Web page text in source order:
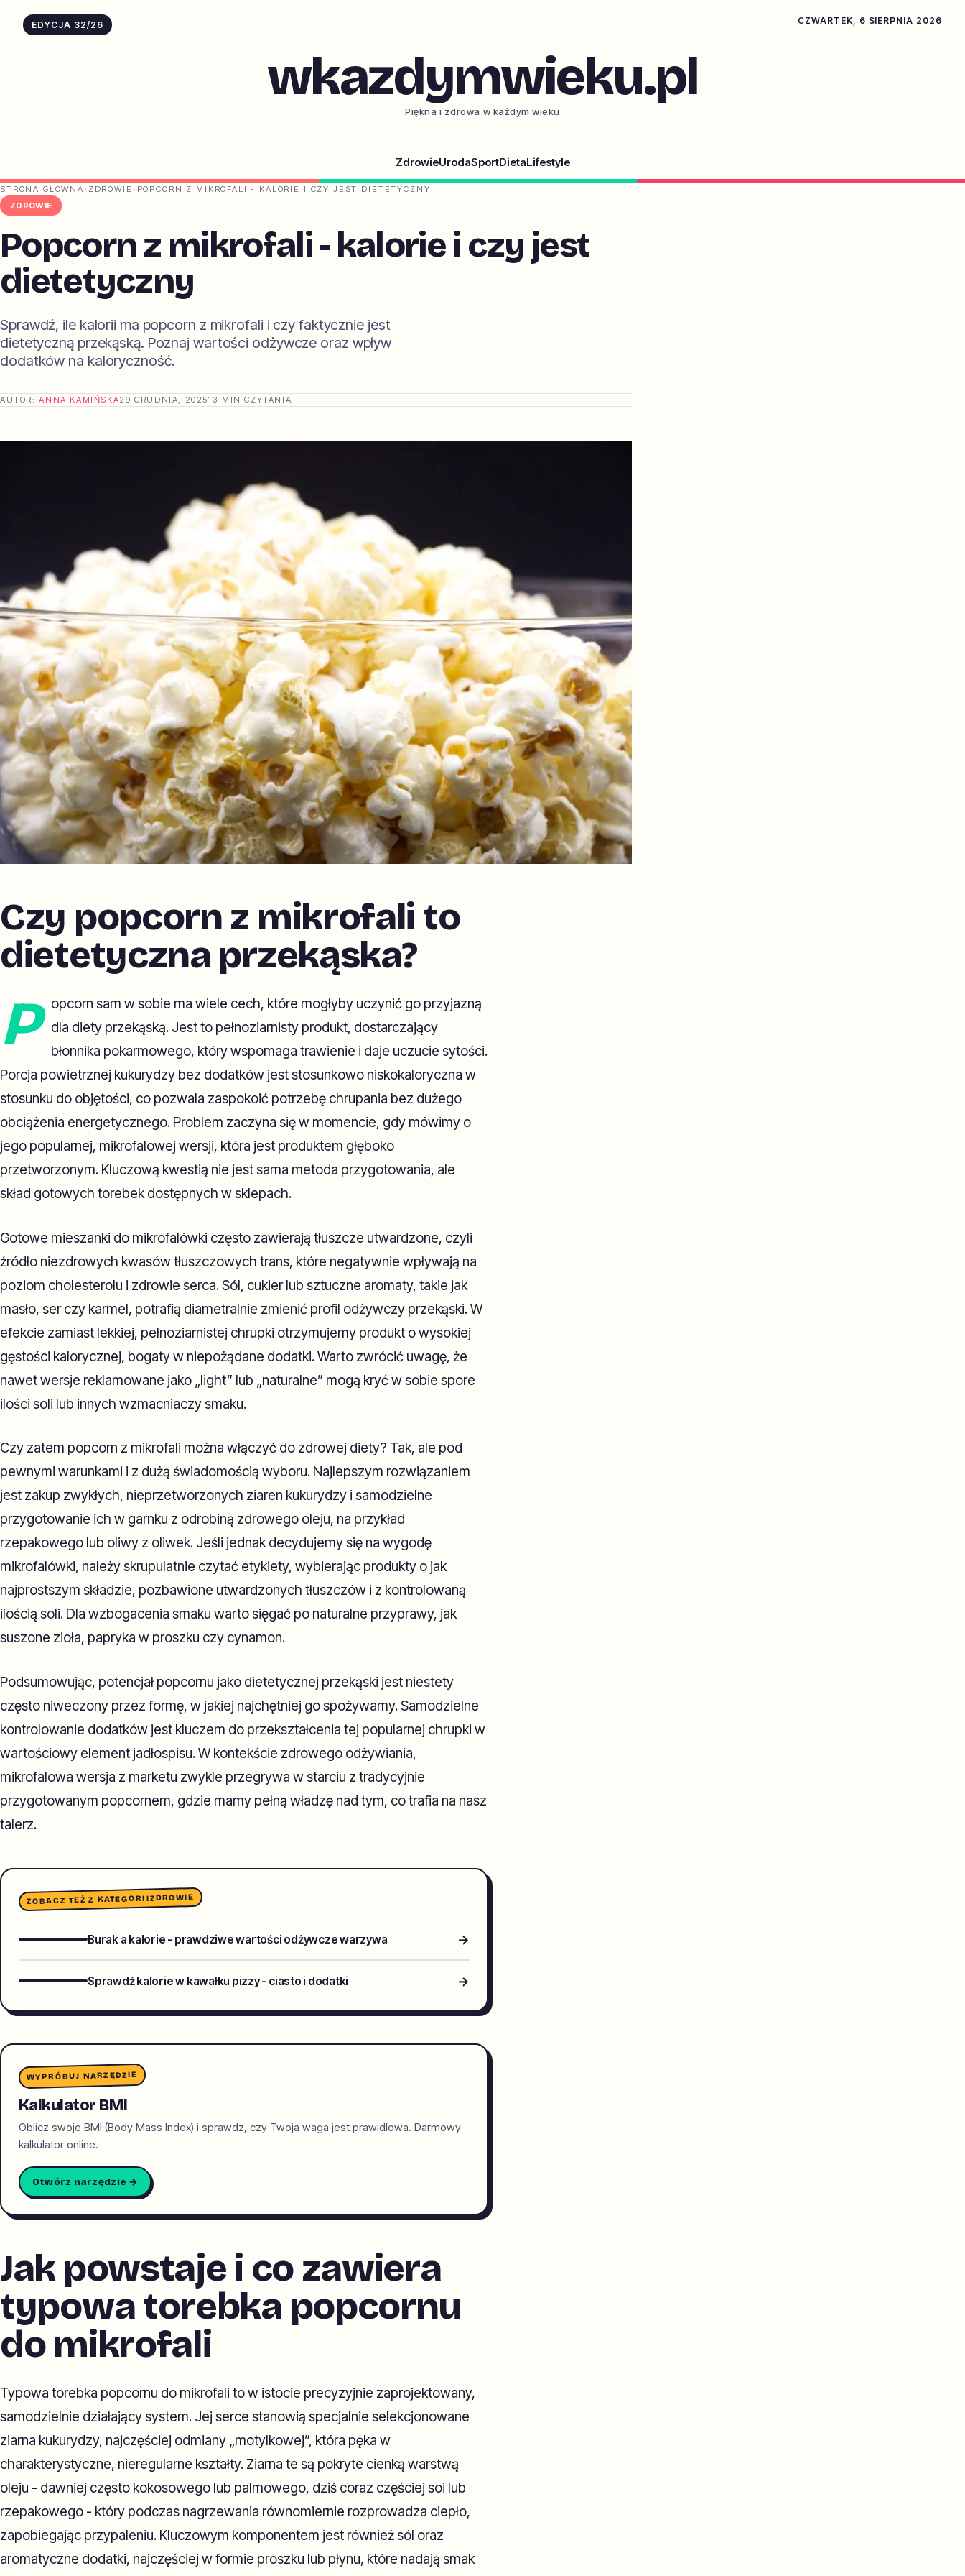
EDYCJA 32/26 CZWARTEK, 6 SIERPNIA 2026
wkazdymwieku.pl
Piękna i zdrowa w każdym wieku
ZdrowieUrodaSportDietaLifestyle
STRONA GŁÓWNA › ZDROWIE › POPCORN Z MIKROFALI - KALORIE I CZY JEST DIETETYCZNY
ZDROWIE
Popcorn z mikrofali - kalorie i czy jest
dietetyczny
Sprawdź, ile kalorii ma popcorn z mikrofali i czy faktycznie jest
dietetyczną przekąską. Poznaj wartości odżywcze oraz wpływ
dodatków na kaloryczność.
AUTOR:ANNA KAMIŃSKA29 GRUDNIA, 202513 MIN CZYTANIA
Czy popcorn z mikrofali to
dietetyczna przekąska?
P
opcorn sam w sobie ma wiele cech, które mogłyby uczynić go przyjazną
dla diety przekąską. Jest to pełnoziarnisty produkt, dostarczający
błonnika pokarmowego, który wspomaga trawienie i daje uczucie sytości.
Porcja powietrznej kukurydzy bez dodatków jest stosunkowo niskokaloryczna w
stosunku do objętości, co pozwala zaspokoić potrzebę chrupania bez dużego
obciążenia energetycznego. Problem zaczyna się w momencie, gdy mówimy o
jego popularnej, mikrofalowej wersji, która jest produktem głęboko
przetworzonym. Kluczową kwestią nie jest sama metoda przygotowania, ale
skład gotowych torebek dostępnych w sklepach.
Gotowe mieszanki do mikrofalówki często zawierają tłuszcze utwardzone, czyli
źródło niezdrowych kwasów tłuszczowych trans, które negatywnie wpływają na
poziom cholesterolu i zdrowie serca. Sól, cukier lub sztuczne aromaty, takie jak
masło, ser czy karmel, potrafią diametralnie zmienić profil odżywczy przekąski. W
efekcie zamiast lekkiej, pełnoziarnistej chrupki otrzymujemy produkt o wysokiej
gęstości kalorycznej, bogaty w niepożądane dodatki. Warto zwrócić uwagę, że
nawet wersje reklamowane jako „light” lub „naturalne” mogą kryć w sobie spore
ilości soli lub innych wzmacniaczy smaku.
Czy zatem popcorn z mikrofali można włączyć do zdrowej diety? Tak, ale pod
pewnymi warunkami i z dużą świadomością wyboru. Najlepszym rozwiązaniem
jest zakup zwykłych, nieprzetworzonych ziaren kukurydzy i samodzielne
przygotowanie ich w garnku z odrobiną zdrowego oleju, na przykład
rzepakowego lub oliwy z oliwek. Jeśli jednak decydujemy się na wygodę
mikrofalówki, należy skrupulatnie czytać etykiety, wybierając produkty o jak
najprostszym składzie, pozbawione utwardzonych tłuszczów i z kontrolowaną
ilością soli. Dla wzbogacenia smaku warto sięgać po naturalne przyprawy, jak
suszone zioła, papryka w proszku czy cynamon.
Podsumowując, potencjał popcornu jako dietetycznej przekąski jest niestety
często niweczony przez formę, w jakiej najchętniej go spożywamy. Samodzielne
kontrolowanie dodatków jest kluczem do przekształcenia tej popularnej chrupki w
wartościowy element jadłospisu. W kontekście zdrowego odżywiania,
mikrofalowa wersja z marketu zwykle przegrywa w starciu z tradycyjnie
przygotowanym popcornem, gdzie mamy pełną władzę nad tym, co trafia na nasz
talerz.
ZOBACZ TEŻ Z KATEGORIIZDROWIE
Burak a kalorie - prawdziwe wartości odżywcze warzywa →
Sprawdź kalorie w kawałku pizzy - ciasto i dodatki →
WYPRÓBUJ NARZĘDZIE
Kalkulator BMI
Oblicz swoje BMI (Body Mass Index) i sprawdz, czy Twoja waga jest prawidlowa. Darmowy
kalkulator online.
Otwórz narzędzie →
Jak powstaje i co zawiera
typowa torebka popcornu
do mikrofali
Typowa torebka popcornu do mikrofali to w istocie precyzyjnie zaprojektowany,
samodzielnie działający system. Jej serce stanowią specjalnie selekcjonowane
ziarna kukurydzy, najczęściej odmiany „motylkowej”, która pęka w
charakterystyczne, nieregularne kształty. Ziarna te są pokryte cienką warstwą
oleju - dawniej często kokosowego lub palmowego, dziś coraz częściej soi lub
rzepakowego - który podczas nagrzewania równomiernie rozprowadza ciepło,
zapobiegając przypaleniu. Kluczowym komponentem jest również sól oraz
aromatyczne dodatki, najczęściej w formie proszku lub płynu, które nadają smak